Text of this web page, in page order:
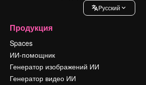
Pусский
Продукция
Spaces
ИИ-помощник
Генератор изображений ИИ
Генератор видео ИИ